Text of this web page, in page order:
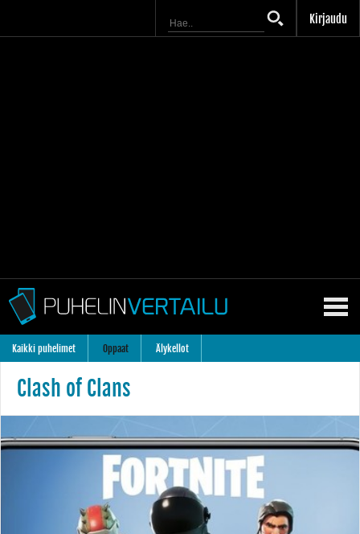
Kirjaudu
Kaikki puhelimet Oppaat Älykellot
Clash of Clans